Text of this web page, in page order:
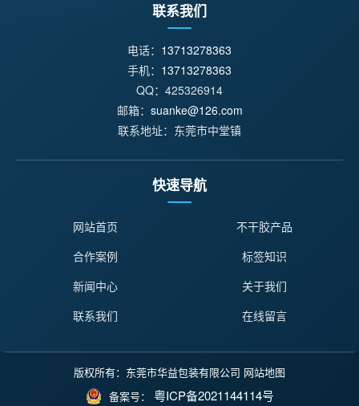
联系我们
电话： 13713278363
手机： 13713278363
QQ：425326914
邮箱： suanke@126.com
联系地址：东莞市中堂镇
快速导航
网站首页
不干胶产品
合作案例
标签知识
新闻中心
关于我们
联系我们
在线留言
版权所有：东莞市华益包装有限公司 网站地图
备案号： 粤ICP备2021144114号